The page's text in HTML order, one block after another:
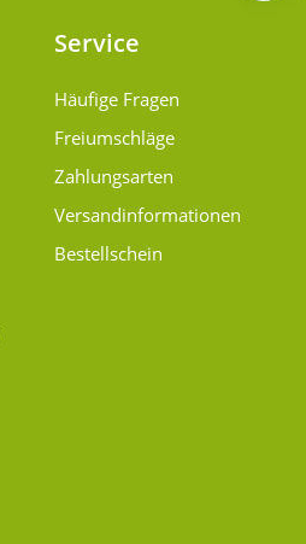
Service
Häufige Fragen
Freiumschläge
Zahlungsarten
Versand­informationen
Bestellschein